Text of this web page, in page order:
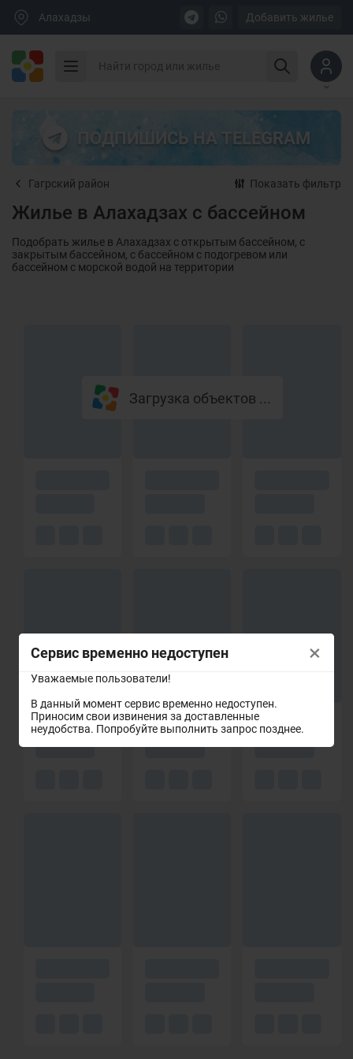
Сервис временно недоступен
Уважаемые пользователи!
В данный момент сервис временно недоступен.
Приносим свои извинения за доставленные
неудобства. Попробуйте выполнить запрос позднее.
×
Алахадзы Добавить жилье
ПОДПИШИСЬ НА TELEGRAM
Гагрский район Показать фильтр
Жилье в Алахадзах с бассейном
Подобрать жилье в Алахадзах с открытым бассейном, с
закрытым бассейном, с бассейном с подогревом или
бассейном с морской водой на территории
Загрузка объектов ...